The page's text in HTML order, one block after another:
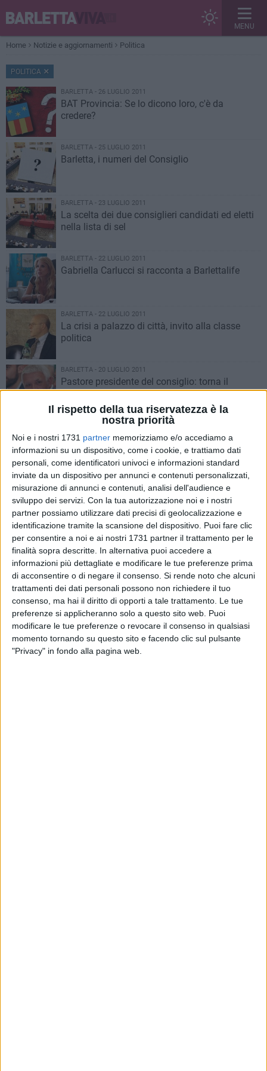
Il rispetto della tua riservatezza è la
nostra priorità
Noi e i nostri 1731 partner memorizziamo e/o accediamo a
informazioni su un dispositivo, come i cookie, e trattiamo dati
personali, come identificatori univoci e informazioni standard
inviate da un dispositivo per annunci e contenuti personalizzati,
misurazione di annunci e contenuti, analisi dell'audience e
sviluppo dei servizi. Con la tua autorizzazione noi e i nostri
partner possiamo utilizzare dati precisi di geolocalizzazione e
identificazione tramite la scansione del dispositivo. Puoi fare clic
per consentire a noi e ai nostri 1731 partner il trattamento per le
finalità sopra descritte. In alternativa puoi accedere a
informazioni più dettagliate e modificare le tue preferenze prima
di acconsentire o di negare il consenso. Si rende noto che alcuni
trattamenti dei dati personali possono non richiedere il tuo
consenso, ma hai il diritto di opporti a tale trattamento. Le tue
preferenze si applicheranno solo a questo sito web. Puoi
modificare le tue preferenze o revocare il consenso in qualsiasi
momento tornando su questo sito e facendo clic sul pulsante
"Privacy" in fondo alla pagina web.
MENU
Home Notizie e aggiornamenti Politica
POLITICA
BARLETTA - 26 LUGLIO 2011
BAT Provincia: Se lo dicono loro, c'è da
credere?
BARLETTA - 25 LUGLIO 2011
Barletta, i numeri del Consiglio
BARLETTA - 23 LUGLIO 2011
La scelta dei due consiglieri candidati ed eletti
nella lista di sel
BARLETTA - 22 LUGLIO 2011
Gabriella Carlucci si racconta a Barlettalife
BARLETTA - 22 LUGLIO 2011
La crisi a palazzo di città, invito alla classe
politica
BARLETTA - 20 LUGLIO 2011
Pastore presidente del consiglio: torna il
'Soccorso Rosso'
BARLETTA - 19 LUGLIO 2011
Mennea (PD), «Patruno è abile a esprimersi
sempre alle spalle, in modo scorretto»
BARLETTA - 19 LUGLIO 2011
Patruno (PD) non ci sta: «Delirante comunicato
di Mennea»
BARLETTA - 19 LUGLIO 2011
Manrovescio politico di Mennea verso la
premiata ditta Maffei & Patruno
BARLETTA - 18 LUGLIO 2011
«Una guerra per il potere tra le bande d'affari
del centrosinistra barlettano»
BARLETTA - 17 LUGLIO 2011
«Una rassegnazione collettiva per il destino di